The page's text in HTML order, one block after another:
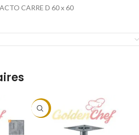
CARRE D 60 x 60
-9%